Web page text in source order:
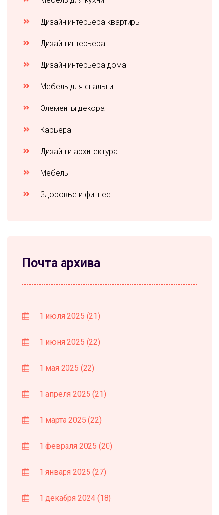
Дизайн интерьера квартиры
Дизайн интерьера
Дизайн интерьера дома
Мебель для спальни
Элементы декора
Карьера
Дизайн и архитектура
Мебель
Здоровье и фитнес
Почта архива
1 июля 2025 (21)
1 июня 2025 (22)
1 мая 2025 (22)
1 апреля 2025 (21)
1 марта 2025 (22)
1 февраля 2025 (20)
1 января 2025 (27)
1 декабря 2024 (18)